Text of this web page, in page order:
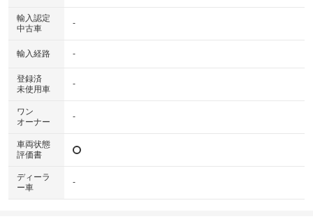
輸入認定
中古車
-
輸入経路 -
登録済
未使用車
-
ワン
オーナー
-
車両状態
評価書
ディーラ
ー車
-